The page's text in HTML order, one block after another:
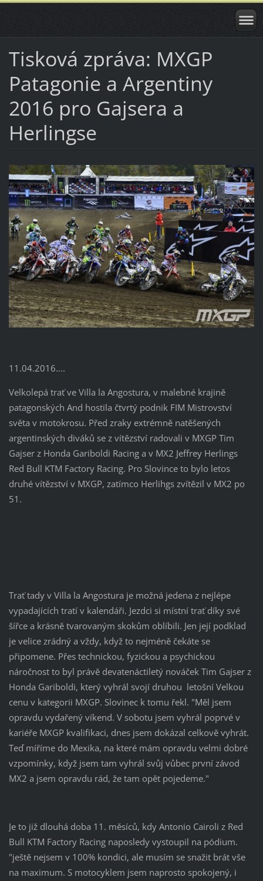
Tisková zpráva: MXGP
Patagonie a Argentiny
2016 pro Gajsera a
Herlingse
11.04.2016....
Velkolepá trať ve Villa la Angostura, v malebné krajině
patagonských And hostila čtvrtý podnik FIM Mistrovství
světa v motokrosu. Před zraky extrémně natěšených
argentinských diváků se z vítězství radovali v MXGP Tim
Gajser z Honda Gariboldi Racing a v MX2 Jeffrey Herlings
Red Bull KTM Factory Racing. Pro Slovince to bylo letos
druhé vítězství v MXGP, zatímco Herlihgs zvítězil v MX2 po
51.
Trať tady v Villa la Angostura je možná jedena z nejlépe
vypadajících tratí v kalendáři. Jezdci si místní trať díky své
šířce a krásně tvarovaným skokům oblíbili. Jen její podklad
je velice zrádný a vždy, když to nejméně čekáte se
připomene. Přes technickou, fyzickou a psychickou
náročnost to byl právě devatenáctiletý nováček Tim Gajser z
Honda Gariboldi, který vyhrál svojí druhou letošní Velkou
cenu v kategorii MXGP. Slovinec k tomu řekl. "Měl jsem
opravdu vydařený víkend. V sobotu jsem vyhrál poprvé v
kariéře MXGP kvalifikaci, dnes jsem dokázal celkově vyhrát.
Teď míříme do Mexika, na které mám opravdu velmi dobré
vzpomínky, když jsem tam vyhrál svůj vůbec první závod
MX2 a jsem opravdu rád, že tam opět pojedeme."
Je to již dlouhá doba 11. měsíců, kdy Antonio Cairoli z Red
Bull KTM Factory Racing naposledy vystoupil na pódium.
"ještě nejsem v 100% kondici, ale musím se snažit brát vše
na maximum. S motocyklem jsem naprosto spokojený, i